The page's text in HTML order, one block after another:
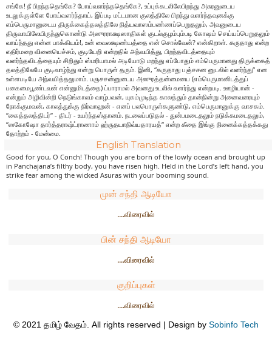
சங்கே! நீ பிறந்ததெங்கே? போய்வளர்ந்ததெங்கே?, உப்புக்கடலிலேபிறந்து அசுரனுடைய
உடலுக்குள்ளே போய்வளர்ந்தாய், இப்படி மட்டமான குலத்திலே பிறந்து வளர்ந்தவுனக்கு
எம்பெருமானுடைய திருக்கைத்தலத்திலே நித்யவாஸம்பண்ணப்பெறுதலும், அவனுடைய
திருவாயிலேயிருந்துகொண்டு அஸுரராக்ஷஸாதிகள் குடல்குழம்பும்படி கோஷம் செய்யப்பெறுதலும்
வாய்ந்தது என்ன பாக்கியம்!, உன் வைலக்ஷண்யத்தை என் சொல்வேன்? என்கிறாள். கருதாது என்ற
எதிர்மறை வினையெச்சம், குடியேறி என்றதில் அந்வயித்து, பிறந்தவிடத்தையும்
வளர்ந்தவிடத்தையும் சிறிதும் ஸ்மரியாமல் அடியோடு மறந்து எப்போதும் எம்பெருமானது திருக்கைத்
தலத்திலேயே குடிவாழ்ந்து என்று பொருள் தரும். இனி, “கருதாது பஞ்சசன னுடலில் வளர்ந்து“ என
உள்ளபடியே அந்வயித்தலுமாம். பஞசசன்னுடைய அஸுரத்தன்மையை (எம்பெருமானிடத்துப்
பகைமைபூண்டவன் என்னுமிடத்தை) ப்பாராமல் அவனது உடலில் வளர்ந்து என்றபடி. ஊழியான் -
என்றும் அழிவின்றி நெடுங்காலம் வாழ்பவன், யுகம்முடிந்த காலத்தும் தான்நின்று அனைவரையும்
நோக்குமவன், காலத்துக்கு நிர்வாஹன் - எனப் பலபொருள்களுண்டு, எம்பெருமானுக்கு வாசகம்.
“கைத்தலத்திடர்“ - திடர் - உயர்ந்தஸ்தானம். நடலைப்படுதல் - துன்பமடைதலும் நடுக்கமடைதலும்,
“ஸகோஷோ தார்த்தராஷ்ட்ராணாம் ஹ்ருதயாநிவ்யதாரயத்“ என்ற கீதை இங்கு நினைக்கத்தக்கது
தோற்றம் - மேன்மை.
English Translation
Good for you, O Conch! Though you are born of the lowly ocean and brought up
in Panchajana’s filthy body, you have risen high. Held in the Lord’s left hand, you
strike fear among the wicked Asuras with your booming sound.
முன் சந்தி ஆடியோ
....விரைவில்
பின் சந்தி ஆடியோ
....விரைவில்
குறிப்புகள்
....விரைவில்
© 2021 தமிழ் வேதம். All rights reserved | Design by Sobinfo Tech